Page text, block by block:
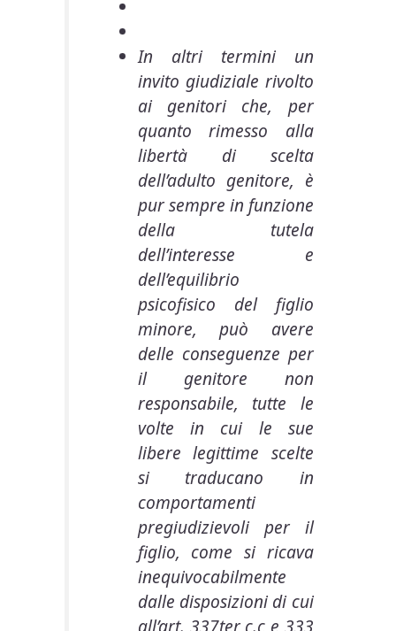
In altri termini un
invito giudiziale rivolto
ai genitori che, per
quanto rimesso alla
libertà di scelta
dell’adulto genitore, è
pur sempre in funzione
della tutela
dell’interesse e
dell’equilibrio
psicofisico del figlio
minore, può avere
delle conseguenze per
il genitore non
responsabile, tutte le
volte in cui le sue
libere legittime scelte
si traducano in
comportamenti
pregiudizievoli per il
figlio, come si ricava
inequivocabilmente
dalle disposizioni di cui